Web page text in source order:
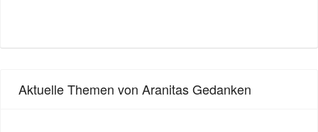
Aktuelle Themen von Aranitas Gedanken